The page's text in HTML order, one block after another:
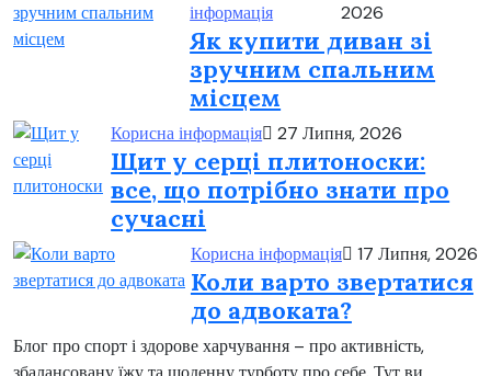
інформація
2026
Як купити диван зі
зручним спальним
місцем
Корисна інформація 27 Липня, 2026
Щит у серці плитоноски:
все, що потрібно знати про
сучасні
Корисна інформація 17 Липня, 2026
Коли варто звертатися
до адвоката?
Блог про спорт і здорове харчування – про активність,